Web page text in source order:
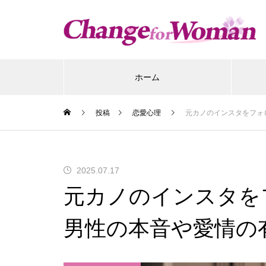
ホーム
投稿 恋愛心理 元カノのインスタをフ
2025.07.17
元カノのインスタ
男性の本音や愛情